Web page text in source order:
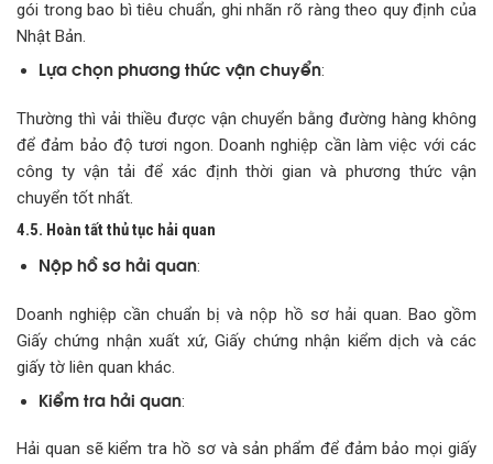
gói trong bao bì tiêu chuẩn, ghi nhãn rõ ràng theo quy định của
Nhật Bản.
Lựa chọn phương thức vận chuyển:
Thường thì vải thiều được vận chuyển bằng đường hàng không
để đảm bảo độ tươi ngon. Doanh nghiệp cần làm việc với các
công ty vận tải để xác định thời gian và phương thức vận
chuyển tốt nhất.
4.5. Hoàn tất thủ tục hải quan
Nộp hồ sơ hải quan:
Doanh nghiệp cần chuẩn bị và nộp hồ sơ hải quan. Bao gồm
Giấy chứng nhận xuất xứ, Giấy chứng nhận kiểm dịch và các
giấy tờ liên quan khác.
Kiểm tra hải quan:
Hải quan sẽ kiểm tra hồ sơ và sản phẩm để đảm bảo mọi giấy